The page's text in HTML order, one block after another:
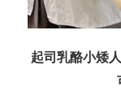
起司乳酪小矮